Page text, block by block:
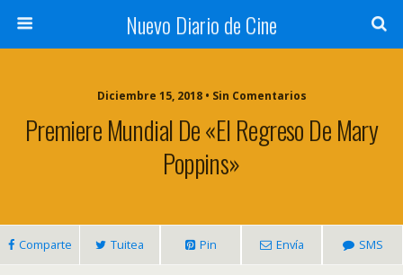
Nuevo Diario de Cine
Diciembre 15, 2018 • Sin Comentarios
Premiere Mundial De «El Regreso De Mary
Poppins»
Comparte Tuitea Pin Envía SMS